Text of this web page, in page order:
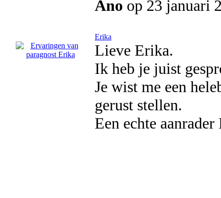
Ano op 23 januari
Erika
Lieve Erika.
Ik heb je juist
Je wist me een
gerust stellen.
Een echte